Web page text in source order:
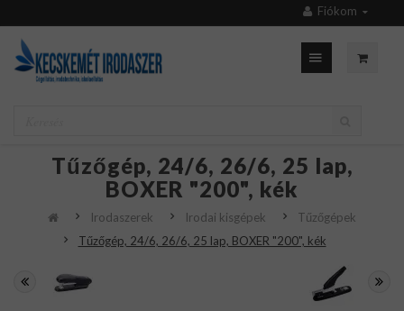
Fiókom
Tűzőgép, 24/6, 26/6, 25 lap,
BOXER "200", kék
Irodaszerek Irodai kisgépek
Tűzőgépek
Tűzőgép, 24/6, 26/6, 25 lap, BOXER "200", kék